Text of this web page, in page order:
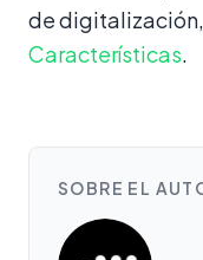
de
Características.
SOBRE EL